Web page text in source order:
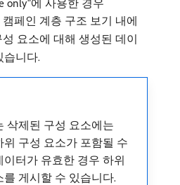
only"에 사용한 경우
캠페인 계층 구조 보기 내에
성 요소에 대해 생성된 데이
습니다.
삭제된 구성 요소에는
위 구성 요소가 포함될 수
이터가 유효한 경우 하위
를 게시할 수 있습니다.